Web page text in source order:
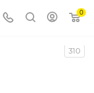
0
310